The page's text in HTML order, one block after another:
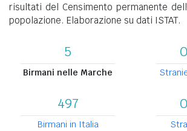
risultati del Censimento permanente
popolazione. Elaborazione su dati ISTAT.
5
Birmani nelle Marche
497
Birmani in Italia